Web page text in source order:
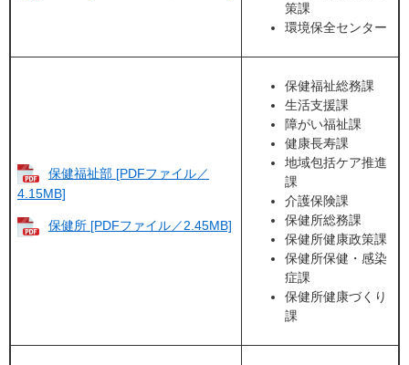
策課
環境保全センター
保健福祉部 [PDFファイル／
4.15MB]
保健所 [PDFファイル／2.45MB]
保健福祉総務課
生活支援課
障がい福祉課
健康長寿課
地域包括ケア推進
課
介護保険課
保健所総務課
保健所健康政策課
保健所保健・感染
症課
保健所健康づくり
課